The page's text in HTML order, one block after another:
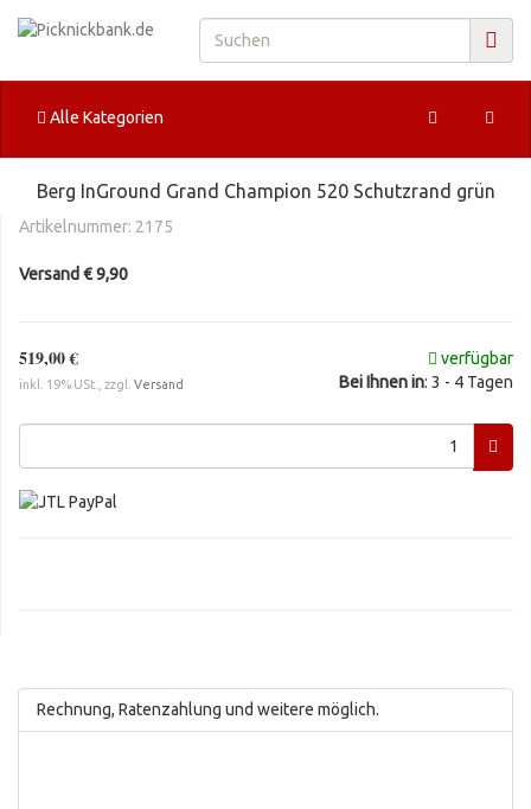
Alle Kategorien
Berg InGround Grand Champion 520 Schutzrand grün
Artikelnummer: 2175
Versand € 9,90
519,00 €
inkl. 19% USt., zzgl. Versand
verfügbar
Bei Ihnen in: 3 - 4 Tagen
Rechnung, Ratenzahlung und weitere möglich.